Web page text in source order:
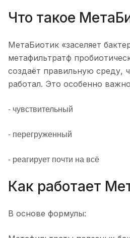
Что такое
МетаБиотик «заселяет
метафильтратф
создаёт правильную среду,
работал. Это особенно
- чувствительный
- перегруженный
- реагирует почти на всё
Как работает
В основе формулы: